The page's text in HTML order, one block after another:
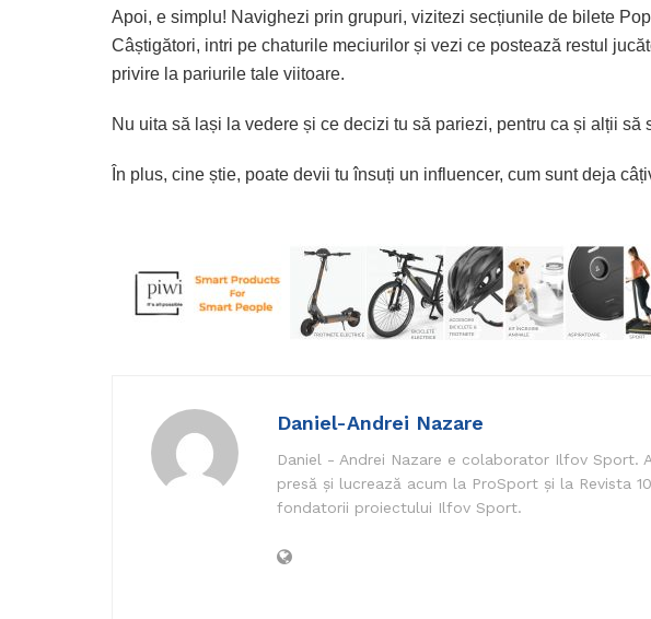
Apoi, e simplu! Navighezi prin grupuri, vizitezi secțiunile de bilete
Câștigători, intri pe chaturile meciurilor și vezi ce postează restul
privire la pariurile tale viitoare.
Nu uita să lași la vedere și ce decizi tu să pariezi, pentru ca și alții să
În plus, cine știe, poate devii tu însuți un influencer, cum sunt deja
Daniel-Andrei Nazare
Daniel - Andrei Nazare e colaborator Ilfov Sport.
presă și lucrează acum la ProSport și la Revista
fondatorii proiectului Ilfov Sport.